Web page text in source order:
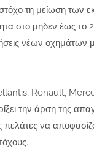
τη μείωση των
στο μηδέν έως το
νέων οχημάτων
Renault,
την άρση της
πελάτες να